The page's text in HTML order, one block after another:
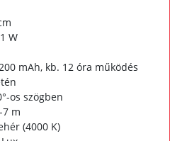
W
mAh, kb. 12 óra működés
os szögben
7 m
(4000 K)